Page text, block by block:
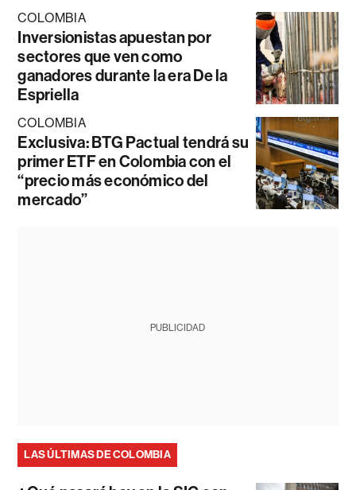
COLOMBIA
Inversionistas apuestan por
sectores que ven como
ganadores durante la era De la
Espriella
COLOMBIA
Exclusiva: BTG Pactual tendrá su
primer ETF en Colombia con el
“precio más económico del
mercado”
PUBLICIDAD
LAS ÚLTIMAS DE COLOMBIA